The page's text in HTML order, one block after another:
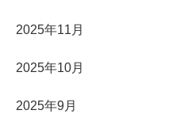
2025年11月
2025年10月
2025年9月